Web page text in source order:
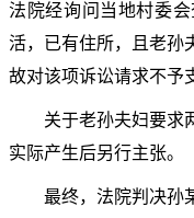
法院经询问当地村委
活，已有住所，且老孙
故对该项诉讼请求不予
关于老孙夫妇要求两
实际产生后另行主张。
最终，法院判决孙某